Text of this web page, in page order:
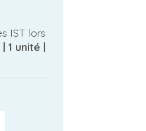
IST lors
unité |